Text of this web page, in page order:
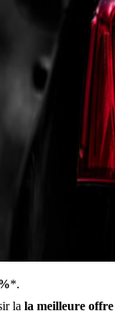
*.
la la meilleure offre